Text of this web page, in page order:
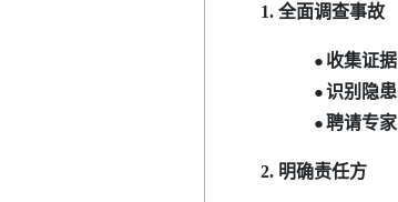
1. 全面调查事故
● 收集证据
●识别隐患
●聘请专家
2. 明确责任方